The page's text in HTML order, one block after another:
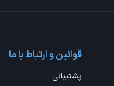
قوانین و ارتباط با ما
پشتیبانی